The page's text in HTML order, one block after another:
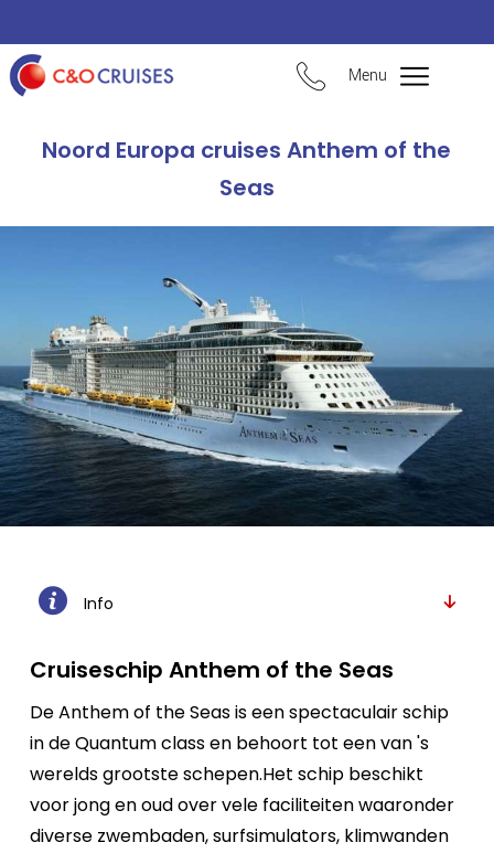
Menu
Noord Europa cruises Anthem of the
Seas
Info
Cruiseschip Anthem of the Seas
De Anthem of the Seas is een spectaculair schip
in de Quantum class en behoort tot een van 's
werelds grootste schepen.Het schip beschikt
voor jong en oud over vele faciliteiten waaronder
diverse zwembaden, surfsimulators, klimwanden